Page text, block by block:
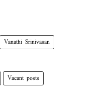
Vanathi Srinivasan
Vacant posts